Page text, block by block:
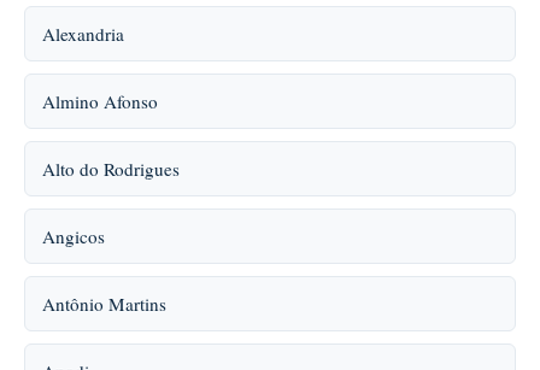
Alexandria
Almino Afonso
Alto do Rodrigues
Angicos
Antônio Martins